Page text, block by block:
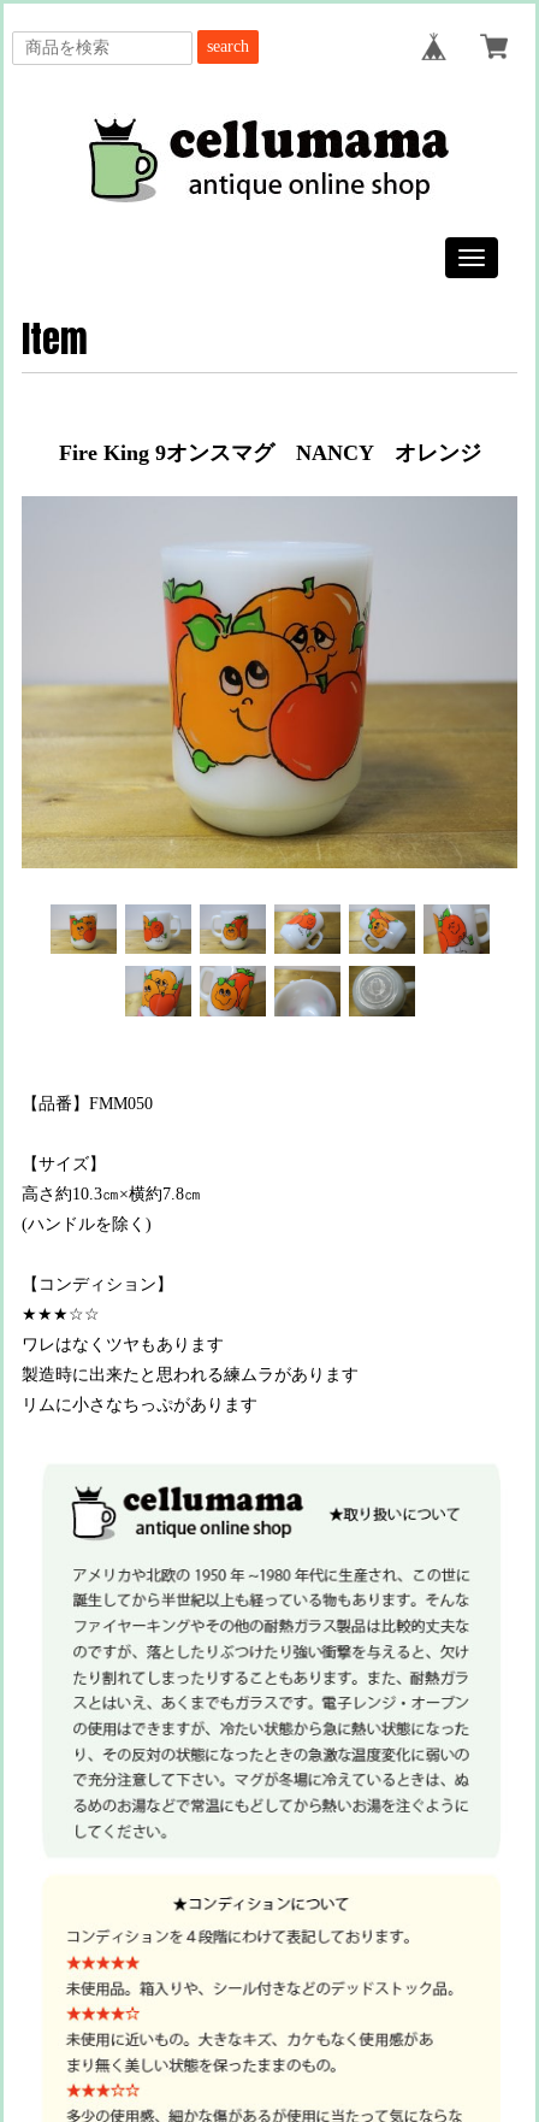
search
Toggle
Item
Fire King 9オンスマグ NANCY オレンジ
【品番】FMM050
【サイズ】
高さ約10.3㎝×横約7.8㎝
(ハンドルを除く)
【コンディション】
★★★☆☆
ワレはなくツヤもあります
製造時に出来たと思われる練ムラがあります
リムに小さなちっぷがあります